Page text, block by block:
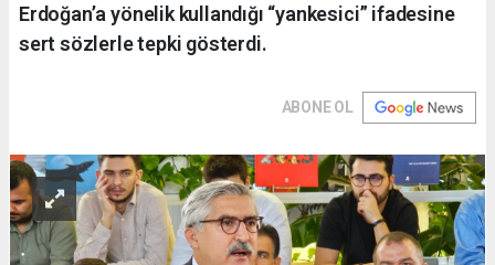
Erdoğan’a yönelik kullandığı “yankesici” ifadesine
sert sözlerle tepki gösterdi.
ABONE OL